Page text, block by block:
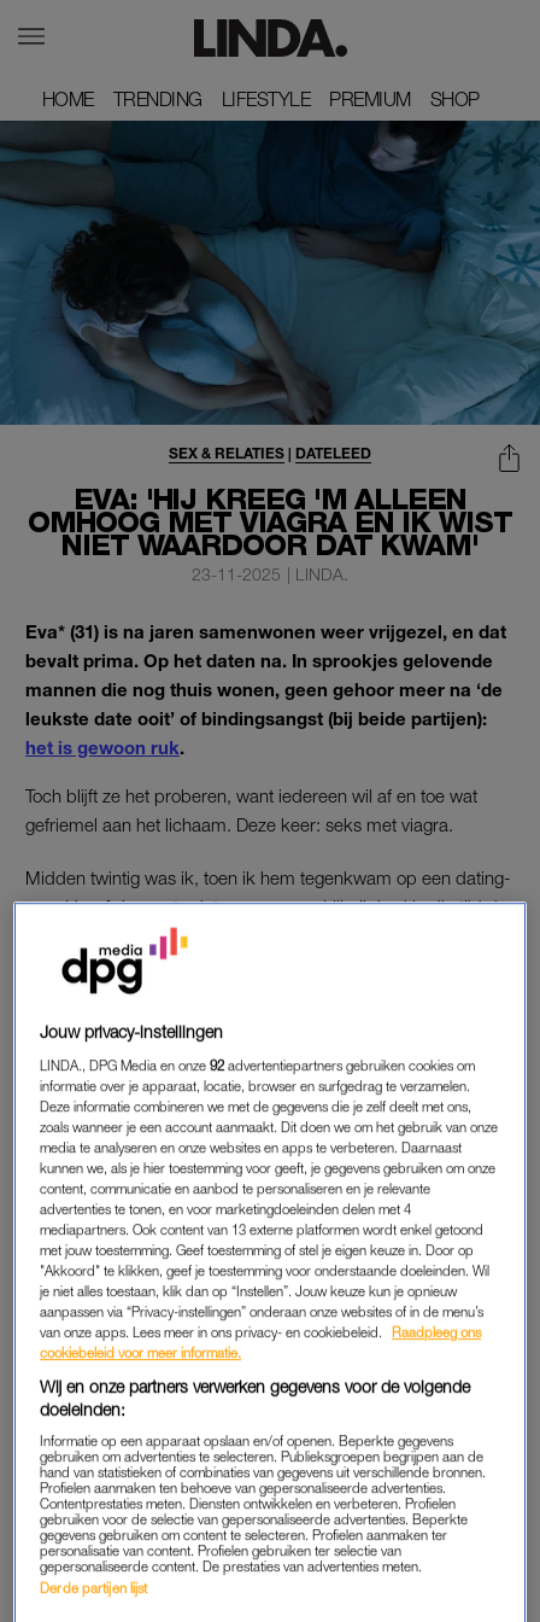
HOME
HOME TRENDING
TRENDING LIFESTYLE
LIFESTYLE PREMIUM
PREMIUM SHOP
SHOP
EVA: 'HIJ KREEG 'M ALLEEN
OMHOOG MET VIAGRA EN IK WIST
NIET WAARDOOR DAT KWAM'
SEX & RELATIES | DATELEED
23-11-2025 | LINDA.
Eva* (31) is na jaren samenwonen weer vrijgezel, en dat
bevalt prima. Op het daten na. In sprookjes gelovende
mannen die nog thuis wonen, geen gehoor meer na ‘de
leukste date ooit’ of bindingsangst (bij beide partijen):
het is gewoon ruk.
Toch blijft ze het proberen, want iedereen wil af en toe wat
gefriemel aan het lichaam. Deze keer: seks met viagra.
Midden twintig was ik, toen ik hem tegenkwam op een dating-
app. Vanaf de eerste date was er een klik. Ik had in die tijd de
regel: als ik iemand écht heel leuk vind, wacht ik met seks.
De eerste dates bleef het dan ook bij zoenen. Hij maakte – net
fijn dat hij mij ook zo serieus neemt.
Eva: 'Ik betaal 60 dollar voor
een Amerikaans medium, maar
durf niet op te nemen als ze
belt'
LEES OOK
Na anderhalve maand daten was de spanning niet meer te
houden. Midden in de nacht, na een feestje, kwam hij naar
mijn huis. Er was alleen één klein probleem: zijn penis bleef
slap. Zal wel door de alcohol komen, dacht ik nog. Of door die
opgebouwde spanning: dan ligt er toch een druk op. “Heb ik
nog nooit eerder gehad”, was zijn reactie. Bij zijn andere
bedpartners – allemaal onenightstands volgens hem – ging
alles altijd goed.
Toch bleek het bij ons een terugkerend probleem. Elke daarop
volgende keer dat ik hem zag, bleef zijn penis slap. Stille hoop
Jouw privacy-instellingen
LINDA., DPG Media en onze92 advertentiepartners gebruiken cookies om
informatie over je apparaat, locatie, browser en surfgedrag te verzamelen.
Deze informatie combineren we met de gegevens die je zelf deelt met ons,
zoals wanneer je een account aanmaakt. Dit doen we om het gebruik van onze
media te analyseren en onze websites en apps te verbeteren. Daarnaast
kunnen we, als je hier toestemming voor geeft, je gegevens gebruiken om onze
content, communicatie en aanbod te personaliseren en je relevante
advertenties te tonen, en voor marketingdoeleinden delen met 4
mediapartners. Ook content van 13 externe platformen wordt enkel getoond
met jouw toestemming. Geef toestemming of stel je eigen keuze in. Door op
"Akkoord" te klikken, geef je toestemming voor onderstaande doeleinden. Wil
je niet alles toestaan, klik dan op “Instellen”. Jouw keuze kun je opnieuw
aanpassen via “Privacy-instellingen” onderaan onze websites of in de menu’s
van onze apps. Lees meer in ons privacy- en cookiebeleid.
Raadpleeg ons
cookiebeleid voor meer informatie.
Wij en onze partners verwerken gegevens voor de volgende
doeleinden:
Informatie op een apparaat opslaan en/of openen. Beperkte gegevens
gebruiken om advertenties te selecteren. Publieksgroepen begrijpen aan de
hand van statistieken of combinaties van gegevens uit verschillende bronnen.
Profielen aanmaken ten behoeve van gepersonaliseerde advertenties.
Contentprestaties meten. Diensten ontwikkelen en verbeteren. Profielen
gebruiken voor de selectie van gepersonaliseerde advertenties. Beperkte
gegevens gebruiken om content te selecteren. Profielen aanmaken ter
personalisatie van content. Profielen gebruiken ter selectie van
gepersonaliseerde content. De prestaties van advertenties meten.
Derde partijen lijst